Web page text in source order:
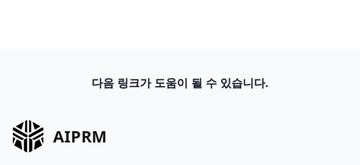
다음 링크가 도움이 될 수 있습니다.
AIPRM